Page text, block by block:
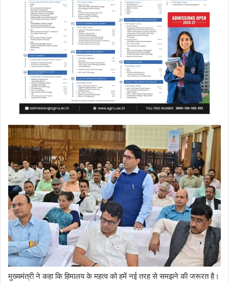
मुख्यमंत्री ने कहा कि हिमालय के महत्व को हमें नई तरह से समझने की जरूरत है।